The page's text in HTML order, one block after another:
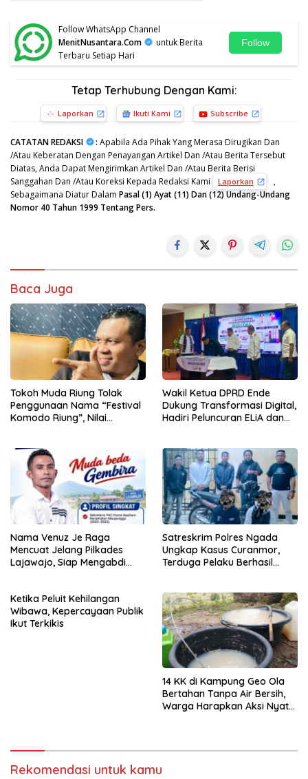
Follow WhatsApp Channel
MenitNusantara.Com
untuk Berita
Terbaru Setiap Hari
Follow
Tetap Terhubung Dengan Kami:
Laporkan Ikuti Kami Subscribe
CATATAN REDAKSI : Apabila Ada Pihak Yang Merasa Dirugikan Dan
/Atau Keberatan Dengan Penayangan Artikel Dan /Atau Berita Tersebut
Diatas, Anda Dapat Mengirimkan Artikel Dan /Atau Berita Berisi
Sanggahan Dan /Atau Koreksi Kepada Redaksi Kami
Laporkan
,
Sebagaimana Diatur Dalam Pasal (1) Ayat (11) Dan (12) Undang-Undang
Nomor 40 Tahun 1999 Tentang Pers.
Baca Juga
Tokoh Muda Riung Tolak
Penggunaan Nama “Festival
Komodo Riung”, Nilai
Wakil Ketua DPRD Ende
Dukung Transformasi Digital,
Hadiri Peluncuran ELiA dan
Nama Venuz Je Raga
Mencuat Jelang Pilkades
Lajawajo, Siap Mengabdi
Satreskrim Polres Ngada
Ungkap Kasus Curanmor,
Terduga Pelaku Berhasil
Ketika Peluit Kehilangan
Wibawa, Kepercayaan Publik
Ikut Terkikis
14 KK di Kampung Geo Ola
Bertahan Tanpa Air Bersih,
Warga Harapkan Aksi Nyata
Rekomendasi untuk kamu